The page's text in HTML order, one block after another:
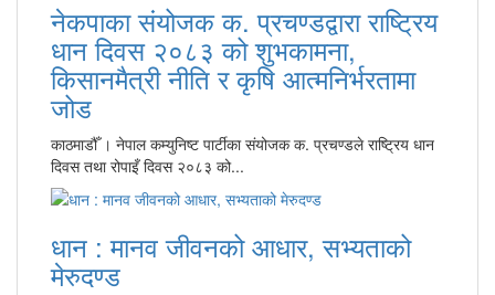
नेकपाका संयोजक क. प्रचण्डद्वारा राष्ट्रिय
धान दिवस २०८३ को शुभकामना,
किसानमैत्री नीति र कृषि आत्मनिर्भरतामा
जोड
काठमाडौँ । नेपाल कम्युनिष्ट पार्टीका संयोजक क. प्रचण्डले राष्ट्रिय धान
दिवस तथा रोपाइँ दिवस २०८३ को...
धान : मानव जीवनको आधार, सभ्यताको
मेरुदण्ड